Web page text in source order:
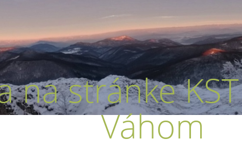
na stránke
Váhom